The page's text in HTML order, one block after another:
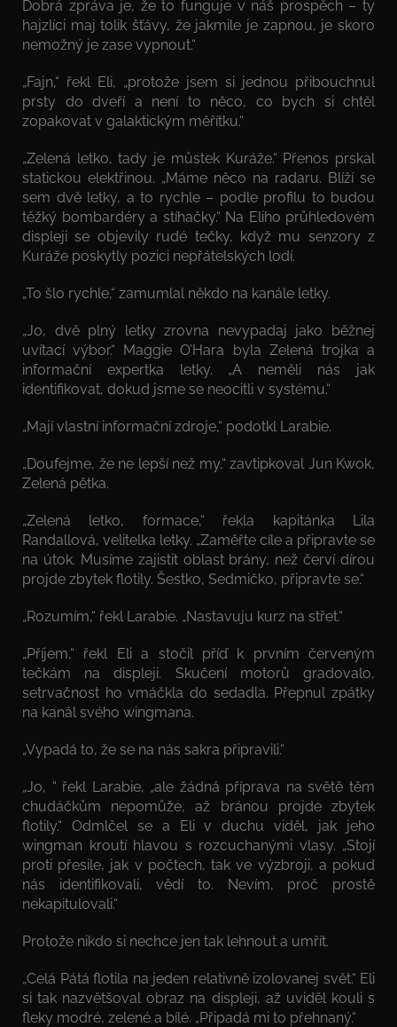
Dobrá zpráva je, že to funguje v náš prospěch – ty
hajzlíci maj tolik šťávy, že jakmile je zapnou, je skoro
nemožný je zase vypnout.“
„Fajn,“ řekl Eli, „protože jsem si jednou přibouchnul
prsty do dveří a není to něco, co bych si chtěl
zopakovat v galaktickým měřítku.“
„Zelená letko, tady je můstek Kuráže.“ Přenos prskal
statickou elektřinou. „Máme něco na radaru. Blíží se
sem dvě letky, a to rychle – podle profilu to budou
těžký bombardéry a stíhačky.“ Na Eliho průhledovém
displeji se objevily rudé tečky, když mu senzory z
Kuráže poskytly pozici nepřátelských lodí.
„To šlo rychle,“ zamumlal někdo na kanále letky.
„Jo, dvě plný letky zrovna nevypadaj jako běžnej
uvítací výbor.“ Maggie O’Hara byla Zelená trojka a
informační expertka letky. „A neměli nás jak
identifikovat, dokud jsme se neocitli v systému.“
„Mají vlastní informační zdroje,“ podotkl Larabie.
„Doufejme, že ne lepší než my,“ zavtipkoval Jun Kwok,
Zelená pětka.
„Zelená letko, formace,“ řekla kapitánka Lila
Randallová, velitelka letky. „Zaměřte cíle a připravte se
na útok. Musíme zajistit oblast brány, než červí dírou
projde zbytek flotily. Šestko, Sedmičko, připravte se.“
„Rozumím,“ řekl Larabie. „Nastavuju kurz na střet.“
„Příjem,“ řekl Eli a stočil příď k prvním červeným
tečkám na displeji. Skučení motorů gradovalo,
setrvačnost ho vmáčkla do sedadla. Přepnul zpátky
na kanál svého wingmana.
„Vypadá to, že se na nás sakra připravili.“
„Jo, “ řekl Larabie, „ale žádná příprava na světě těm
chudáčkům nepomůže, až bránou projde zbytek
flotily.“ Odmlčel se a Eli v duchu viděl, jak jeho
wingman kroutí hlavou s rozcuchanými vlasy. „Stojí
proti přesile, jak v počtech, tak ve výzbroji, a pokud
nás identifikovali, vědí to. Nevím, proč prostě
nekapitulovali.“
Protože nikdo si nechce jen tak lehnout a umřít.
„Celá Pátá flotila na jeden relativně izolovanej svět.“ Eli
si tak nazvětšoval obraz na displeji, až uviděl kouli s
fleky modré, zelené a bílé. „Připadá mi to přehnaný.“